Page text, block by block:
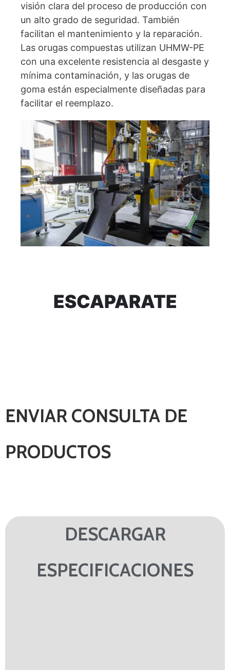
visión clara del proceso de producción con
un alto grado de seguridad. También
facilitan el mantenimiento y la reparación.
Las orugas compuestas utilizan UHMW-PE
con una excelente resistencia al desgaste y
mínima contaminación, y las orugas de
goma están especialmente diseñadas para
facilitar el reemplazo.
ESCAPARATE
ENVIAR CONSULTA DE
PRODUCTOS
DESCARGAR
ESPECIFICACIONES